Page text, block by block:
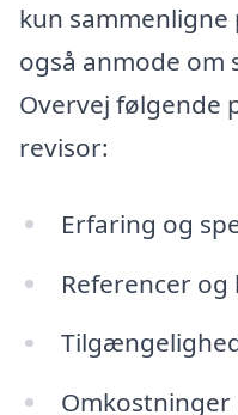
kun
også anmode
Overvej følgende
revisor:
Erfaring og
Referencer